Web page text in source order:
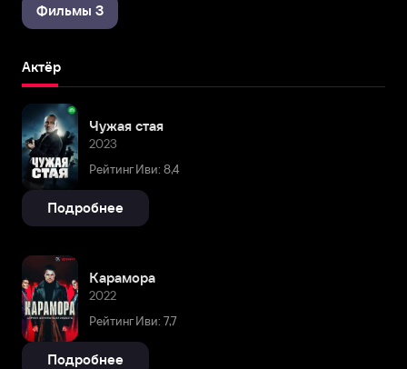
Фильмы 3
Актёр
Чужая стая
2023
Рейтинг Иви: 8,4
Подробнее
Карамора
2022
Рейтинг Иви: 7,7
Подробнее